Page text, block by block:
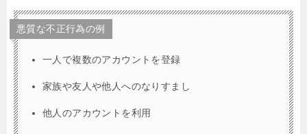
悪質な不正行為の例
一人で複数のアカウントを登録
家族や友人や他人へのなりすまし
他人のアカウントを利用